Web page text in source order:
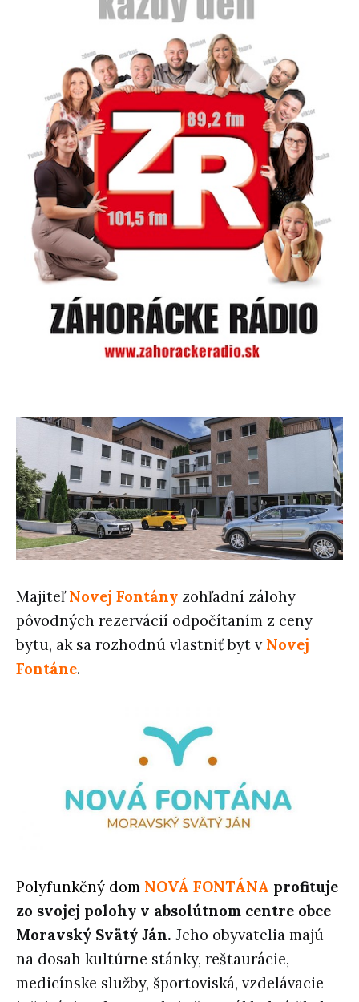
MajiteľNovej Fontány zohľadní zálohy
pôvodných rezervácií odpočítaním z ceny
bytu, ak sa rozhodnú vlastniť byt v Novej
Fontáne.
Polyfunkčný dom NOVÁ FONTÁNA profituje
zo svojej polohy v absolútnom centre obce
Moravský Svätý Ján. Jeho obyvatelia majú
na dosah kultúrne stánky, reštaurácie,
medicínske služby, športoviská, vzdelávacie